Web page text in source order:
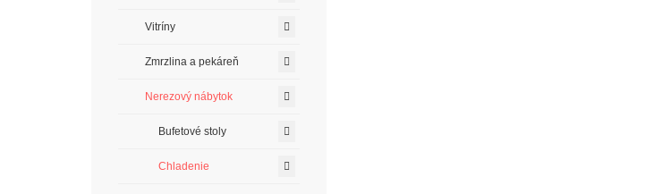
Vitríny
Zmrzlina a pekáreň
Nerezový nábytok
Bufetové stoly
Chladenie